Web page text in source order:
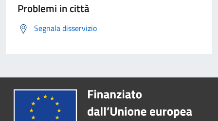
Problemi in città
Segnala disservizio